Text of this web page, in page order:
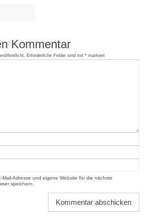
Kommentar
Erforderliche Felder sind mit * markiert
Adresse und eigene Website für die nächste
speichern.